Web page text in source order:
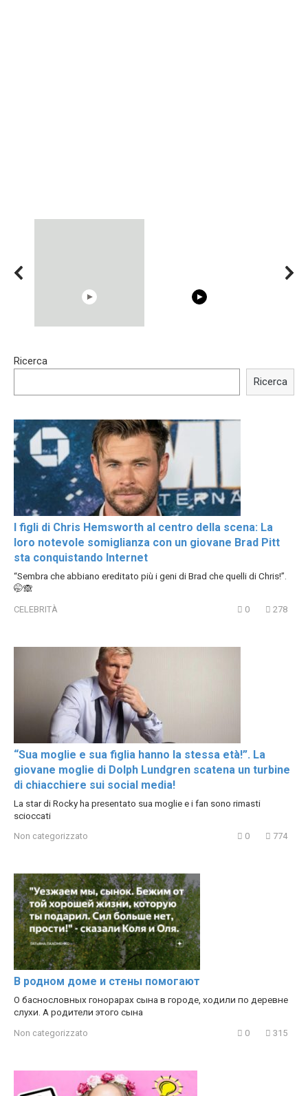
Trying BOLLYWOOD
Shocking illusion - Pretty
Ricerca
Ricerca
I figli di Chris Hemsworth al centro della scena: La
loro notevole somiglianza con un giovane Brad Pitt
sta conquistando Internet
“Sembra che abbiano ereditato più i geni di Brad che quelli di Chris!”.
🤭🙈
CELEBRITÀ 0 278
“Sua moglie e sua figlia hanno la stessa età!”. La
giovane moglie di Dolph Lundgren scatena un turbine
di chiacchiere sui social media!
La star di Rocky ha presentato sua moglie e i fan sono rimasti
scioccati
Non categorizzato 0 774
В родном доме и стены помогают
О баснословных гонорарах сына в городе, ходили по деревне
слухи. А родители этого сына
Non categorizzato 0 315